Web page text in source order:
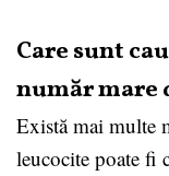
Care sunt
număr mare
Există mai multe
leucocite poate fi